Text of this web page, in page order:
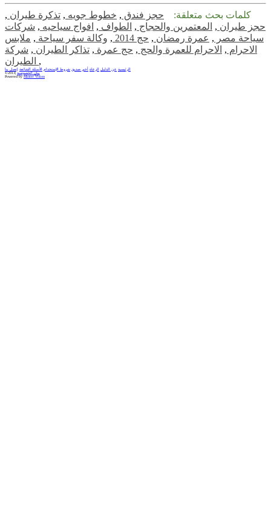
كلمات بحث متعلقة: حجز فندق , خطوط جويه , تذكرة طيران ,
حجز طيران , المعتمرين والحجاج , الطواف , افواج سياحيه , شركات
سياحة مصر , عمرة رمضان , حج 2014 , وكالة سفر سياحة , ملابس
الاحرام , الاحرام للعمرة والحج , حج عمرة , تذاكر الطيران , شركة
,
الرئيسية عن الدليل الرعاة أخبر صديق شروط الإستخدام الأسئلة الشائعة إتصل بنا
©2013| بيان الخصوصية
Powered by Master Vision